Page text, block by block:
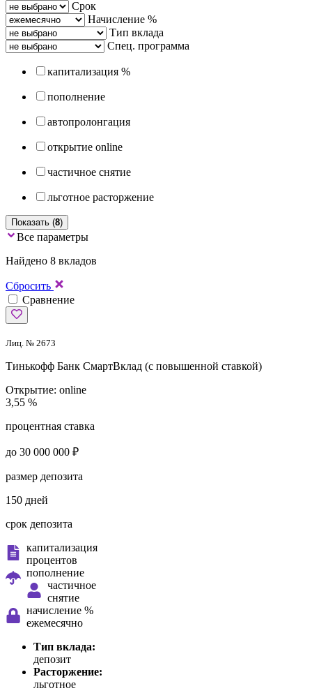
Срок
Начисление %
Тип вклада
Спец. программа
капитализация %
пополнение
автопролонгация
открытие online
частичное снятие
льготное расторжение
Показать (8)
Все параметры
Найдено 8 вкладов
Сбросить
Сравнение
Лиц. № 2673
Тинькофф Банк СмартВклад (с повышенной ставкой)
Открытие: online
3,55 %
процентная ставка
до 30 000 000 ₽
размер депозита
150 дней
срок депозита
капитализация
процентов
пополнение
частичное
снятие
начисление %
ежемесячно
Тип вклада:
депозит
Расторжение:
льготное